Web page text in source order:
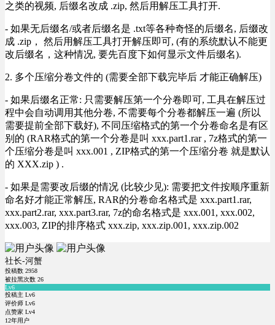
之类的视频, 后缀名改成 .zip, 然后用解压工具打开.
- 如果无后缀名/或者后缀名是 .txt等各种奇怪的后缀名, 后缀改
成 .zip， 然后用解压工具打开解压即可, (有的系统默认不能更
改后缀名，这种情况, 要先百度下如何显示文件后缀名).
2. 多个压缩分卷文件的 (需要全部下载完毕后 才能正确解压)
- 如果后缀名正常: 只需要解压第一个分卷即可, 工具在解压过
程中会自动调用其他分卷, 不需要每个分卷都解压一遍 (所以
需要提前全部下载好), 不同压缩格式的第一个分卷命名是有区
别的 (RAR格式的第一个分卷是叫 xxx.part1.rar , 7z格式的第一
个压缩分卷是叫 xxx.001 , ZIP格式的第一个压缩分卷 就是默认
的 XXX.zip ) .
- 如果是需要改后缀的情况 (比较少见): 需要把文件按顺序重新
命名好才能正常解压, RAR的分卷命名格式是 xxx.part1.rar,
xxx.part2.rar, xxx.part3.rar, 7z的命名格式是 xxx.001, xxx.002,
xxx.003, ZIP的排序格式 xxx.zip, xxx.zip.001, xxx.zip.002
社长-河蟹
投稿数 2958
被拉黑次数 26
Lv6
投稿主 Lv6
评价师 Lv6
点赞家 Lv4
12年用户